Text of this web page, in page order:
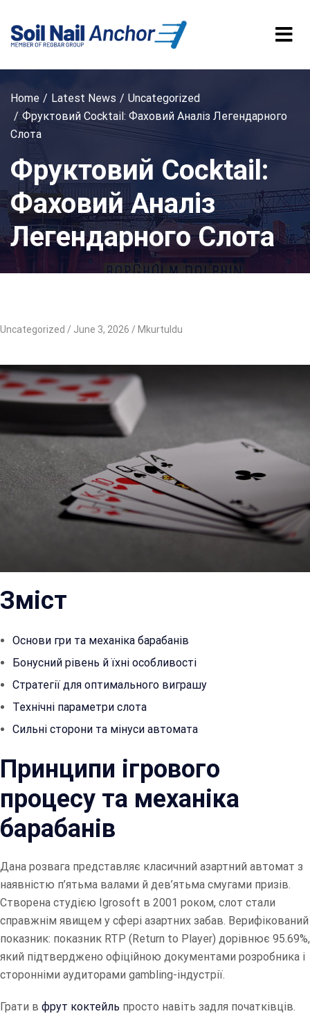
Home Latest News
Uncategorized
Фруктовий Cocktail: Фаховий Аналіз Легендарного
Слота
Фруктовий Cocktail:
Фаховий Аналіз
Легендарного Слота
Uncategorized June 3, 2026 Mkurtuldu
Зміст
Основи гри та механіка барабанів
Бонусний рівень й їхні особливості
Стратегії для оптимального виграшу
Технічні параметри слота
Сильні сторони та мінуси автомата
Принципи ігрового
процесу та механіка
барабанів
Дана розвага представляє класичний азартний автомат з
наявністю п’ятьма валами й дев’ятьма смугами призів.
Створена студією Igrosoft в 2001 роком, слот стали
справжнім явищем у сфері азартних забав. Верифікований
показник: показник RTP (Return to Player) дорівнює 95.69%,
який підтверджено офіційною документами розробника і
сторонніми аудиторами gambling-індустрії.
Грати в фрут коктейль просто навіть задля початківців.